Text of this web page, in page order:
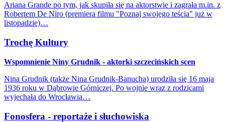
Ariana Grande po tym, jak skupiła się na aktorstwie i zagrała m.in. z
Robertem De Niro (premiera filmu "Poznaj swojego teścia" już w
listopadzie)…
Trochę Kultury
Wspomnienie Niny Grudnik - aktorki szczecińskich scen
Nina Grudnik (także Nina Grudnik-Banucha) urodziła się 16 maja
1936 roku w Dąbrowie Górniczej. Po wojnie wraz z rodzicami
wyjechała do Wrocławia…
Fonosfera - reportaże i słuchowiska